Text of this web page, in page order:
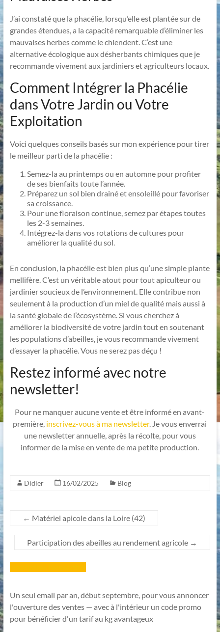
J’ai constaté que la phacélie, lorsqu’elle est plantée sur de
grandes étendues, a la capacité remarquable d’éliminer les
mauvaises herbes comme le chiendent. C’est une
alternative écologique aux désherbants chimiques que je
recommande vivement aux jardiniers et agriculteurs locaux.
Comment Intégrer la Phacélie
dans Votre Jardin ou Votre
Exploitation
Voici quelques conseils basés sur mon expérience pour tirer
le meilleur parti de la phacélie :
Semez-la au printemps ou en automne pour profiter
de ses bienfaits toute l’année.
Préparez un sol bien drainé et ensoleillé pour favoriser
sa croissance.
Pour une floraison continue, semez par étapes toutes
les 2-3 semaines.
Intégrez-la dans vos rotations de cultures pour
améliorer la qualité du sol.
En conclusion, la phacélie est bien plus qu’une simple plante
mellifère. C’est un véritable atout pour tout apiculteur ou
jardinier soucieux de l’environnement. Elle contribue non
seulement à la production d’un miel de qualité mais aussi à
la santé globale de l’écosystème. Si vous cherchez à
améliorer la biodiversité de votre jardin tout en soutenant
les populations d’abeilles, je vous recommande vivement
d’essayer la phacélie. Vous ne serez pas déçu !
Restez informé avec notre
newsletter!
Pour ne manquer aucune vente et être informé en avant-
première, inscrivez-vous à ma newsletter. Je vous enverrai
une newsletter annuelle, après la récolte, pour vous
informer de la mise en vente de ma petite production.
Didier 16/02/2025 Blog
← Matériel apicole dans la Loire (42)
Participation des abeilles au rendement agricole →
Un seul email par an, début septembre, pour vous annoncer
l'ouverture des ventes — avec à l'intérieur un code promo
pour bénéficier d'un tarif au kg avantageux